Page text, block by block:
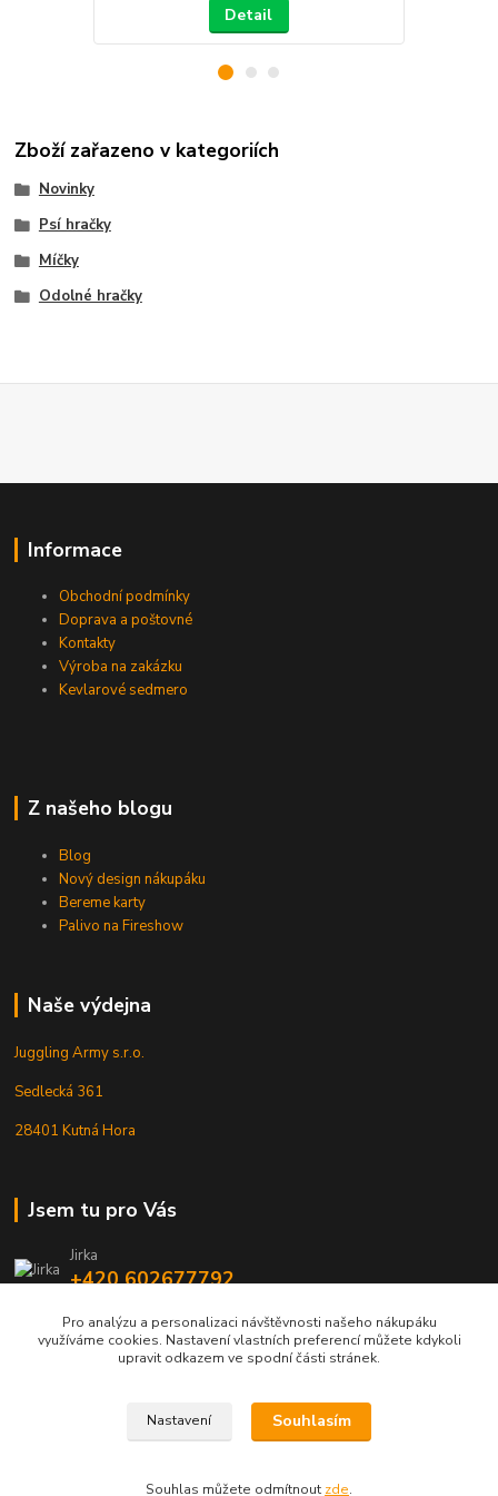
Detail
Zboží zařazeno v kategoriích
Novinky
Psí hračky
Míčky
Odolné hračky
Informace
Obchodní podmínky
Doprava a poštovné
Kontakty
Výroba na zakázku
Kevlarové sedmero
Z našeho blogu
Blog
Nový design nákupáku
Bereme karty
Palivo na Fireshow
Naše výdejna
Juggling Army s.r.o.
Sedlecká 361
28401 Kutná Hora
Jsem tu pro Vás
Jirka
+420 602677792
info@jarmy.cz
Kopyrájt - Jarmy.cz
Pro analýzu a personalizaci návštěvnosti našeho nákupáku
využíváme cookies. Nastavení vlastních preferencí můžete kdykoli
upravit odkazem ve spodní části stránek.
Nastavení Souhlasím
Souhlas můžete odmítnout zde.